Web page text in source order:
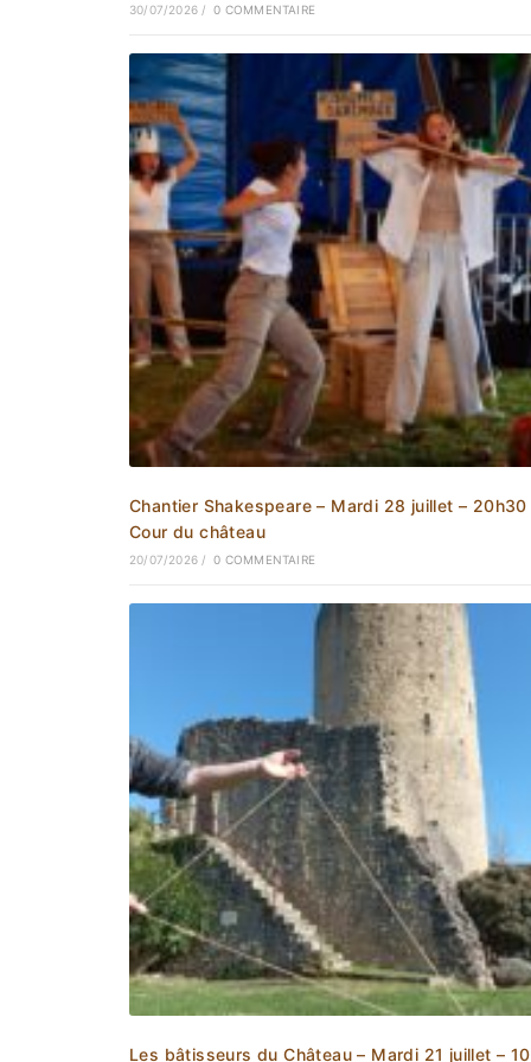
30/07/2026 / 0 COMMENTAIRE
Chantier Shakespeare – Mardi 28 juillet – 20h30
Cour du château
20/07/2026 / 0 COMMENTAIRE
Les bâtisseurs du Château – Mardi 21 juillet –